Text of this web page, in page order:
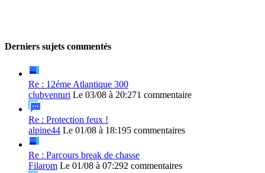
Derniers sujets commentés
Re : 12éme Atlantique 300
clubventuri Le 03/08 à 20:271 commentaire
Re : Protection feux !
alpine44 Le 01/08 à 18:195 commentaires
Re : Parcours break de chasse
Filarom Le 01/08 à 07:292 commentaires